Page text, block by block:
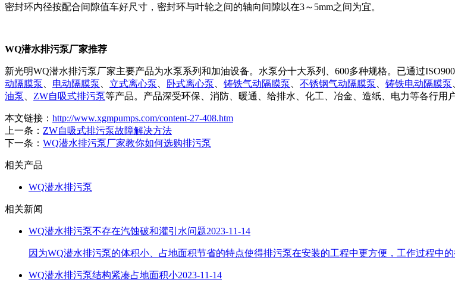
密封环内径按配合间隙值车好尺寸，密封环与叶轮之间的轴向间隙以在3～5mm之间为宜。
WQ潜水排污泵厂家推荐
新光明WQ潜水排污泵厂家主要产品为水泵系列和加油设备。水泵分十大系列、600多种规格。已通过
动隔膜泵
电动隔膜泵 立式离心泵 卧式离心泵 铸铁气动隔膜泵 不锈钢气动隔膜泵 铸铁电动隔膜泵
油泵
ZW自吸式排污泵等产品。产品深受环保、消防、暖通、给排水、化工、冶金、造纸、电力等各行用
本文链接： http://www.xgmpumps.com/content-27-408.htm
上一条： ZW自吸式排污泵故障解决方法
下一条： WQ潜水排污泵厂家教你如何选购排污泵
相关产品
WQ潜水排污泵
相关新闻
WQ潜水排污泵不存在汽蚀破和灌引水问题2023-11-14
因为WQ潜水排污泵的体积小、占地面积节省的特点使得排污泵在安装的工程中更方便，工作过程中
WQ潜水排污泵结构紧凑占地面积小2023-11-14